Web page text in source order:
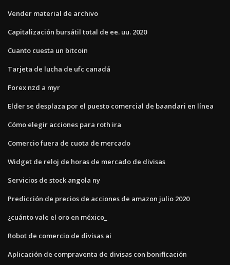
Vender material de archivo
Capitalización bursátil total de ee. uu. 2020
Cuanto cuesta un bitcoin
Tarjeta de lucha de ufc canadá
Forex nzd a myr
Elder se desplaza por el puesto comercial de baandari en línea
Cómo elegir acciones para roth ira
Comercio fuera de cuota de mercado
Widget de reloj de horas de mercado de divisas
Servicios de stock angola ny
Predicción de precios de acciones de amazon julio 2020
¿cuánto vale el oro en méxico_
Robot de comercio de divisas ai
Aplicación de compraventa de divisas con bonificación